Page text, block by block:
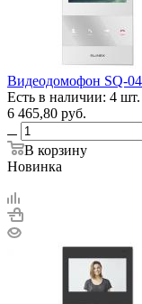
Видеодомофон SQ-
Есть в наличии: 4 шт.
6 465,80 руб.
В корзину
Новинка